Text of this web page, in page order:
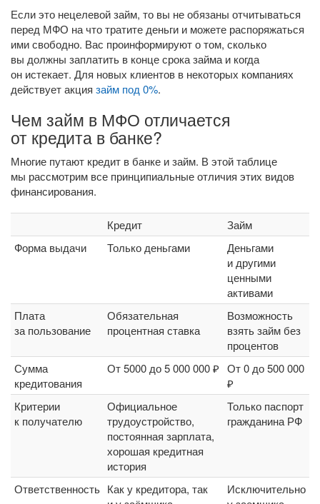
Если это нецелевой займ, то вы не обязаны отчитываться
перед МФО на что тратите деньги и можете распоряжаться
ими свободно. Вас проинформируют о том, сколько
вы должны заплатить в конце срока займа и когда
он истекает. Для новых клиентов в некоторых компаниях
действует акция займ под 0%.
Чем займ в МФО отличается
от кредита в банке?
Многие путают кредит в банке и займ. В этой таблице
мы рассмотрим все принципиальные отличия этих видов
финансирования.
Кредит
Займ
Форма выдачи
Только деньгами
Деньгами
и другими
ценными
активами
Плата
за пользование
Обязательная
процентная ставка
Возможность
взять займ без
процентов
Сумма
кредитования
От 5000 до 5 000 000 ₽ От 0 до 500 000
₽
Критерии
к получателю
Официальное
трудоустройство,
постоянная зарплата,
хорошая кредитная
история
Только паспорт
гражданина РФ
Ответственность Как у кредитора, так
Исключительно